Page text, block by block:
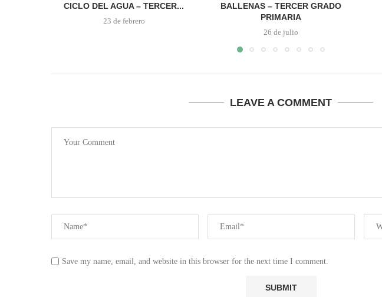
CICLO DEL AGUA – TERCER...
23 de febrero
BALLENAS – TERCER GRADO
PRIMARIA
26 de julio
LEAVE A COMMENT
Save my name, email, and website in this browser for the next time I comment.